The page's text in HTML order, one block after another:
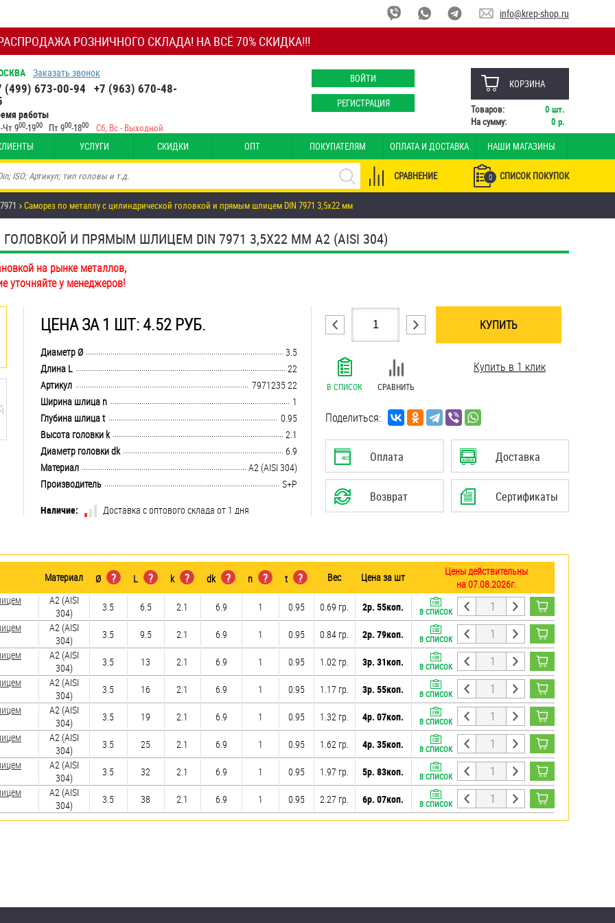
РОЗНИЧНОГО СКЛАДА! НА ВСЁ 70% СКИДКА!!!
info@krep-shop.ru
Заказать звонок
(499) 673-00-94 +7 (963) 670-48-
работы
Чт 900-1900 Пт 900-1800 Сб, Вс - Выходной
ВОЙТИ
РЕГИСТРАЦИЯ
КОРЗИНА
Товаров: 0 шт.
На сумму:
0 р.
УСЛУГИ СКИДКИ ОПТ ПОКУПАТЕЛЯМ ОПЛАТА И ДОСТАВКА НАШИ МАГАЗИНЫ
0 СПИСОК ПОКУПОК
СРАВНЕНИЕ
Саморез по металлу с цилиндрической головкой и прямым шлицем DIN 7971 3,5х22 мм
И ПРЯМЫМ ШЛИЦЕМ DIN 7971 3,5Х22 ММ А2 (AISI 304)
на рынке металлов,
уточняйте у менеджеров!
ЦЕНА ЗА 1 ШТ: 4.52 РУБ.
........................................................................................................................................................................................................
Диаметр Ø
3.5
........................................................................................................................................................................................................
Длина L
22
........................................................................................................................................................................................................
Артикул
7971235 22
........................................................................................................................................................................................................
Ширина шлица n
1
........................................................................................................................................................................................................
Глубина шлица t
0.95
........................................................................................................................................................................................................
Высота головки k
2.1
........................................................................................................................................................................................................
Диаметр головки dk
6.9
........................................................................................................................................................................................................
Материал
А2 (AISI 304)
........................................................................................................................................................................................................
Производитель
S+P
Наличие:
Доставка с оптового склада от 1 дня
КУПИТЬ
В СПИСОК СРАВНИТЬ
Купить в 1 клик
Поделиться:
Оплата Доставка
Возврат Сертификаты
Материал Ø ? L ? k ? dk ? n ? t ? Вес Цена за шт
Цены действительны
на 07.08.2026г.
А2 (AISI
304)
3.5 6.5 2.1 6.9 1 0.95 0.69 гр. 2р. 55коп. В СПИСОК
А2 (AISI
304)
3.5 9.5 2.1 6.9 1 0.95 0.84 гр. 2р. 79коп. В СПИСОК
А2 (AISI
304)
3.5 13 2.1 6.9 1 0.95 1.02 гр. 3р. 31коп. В СПИСОК
А2 (AISI
304)
3.5 16 2.1 6.9 1 0.95 1.17 гр. 3р. 55коп. В СПИСОК
А2 (AISI
304)
3.5 19 2.1 6.9 1 0.95 1.32 гр. 4р. 07коп. В СПИСОК
А2 (AISI
304)
3.5 25 2.1 6.9 1 0.95 1.62 гр. 4р. 35коп. В СПИСОК
А2 (AISI
304)
3.5 32 2.1 6.9 1 0.95 1.97 гр. 5р. 83коп. В СПИСОК
А2 (AISI
304)
3.5 38 2.1 6.9 1 0.95 2.27 гр. 6р. 07коп. В СПИСОК